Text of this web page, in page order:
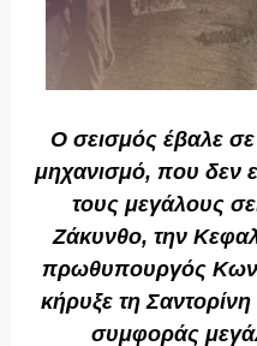
Ο σεισμός έβαλε σε
μηχανισμό, που δεν
τους μεγάλους
Ζάκυνθο, την
πρωθυπουργός
κήρυξε τη
συμφοράς